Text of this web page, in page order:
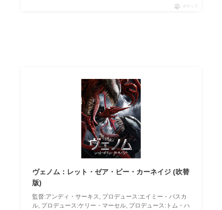
ポチップ
ヴェノム：レット・ゼア・ビー・カーネイジ (吹替
版)
監督:アンディ・サーキス, プロデュース:エイミー・パスカ
ル, プロデュース:ケリー・マーセル, プロデュース:トム・ハ